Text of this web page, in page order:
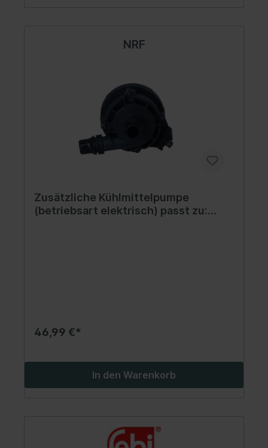
NRF
Zusätzliche Kühlmittelpumpe
(betriebsart elektrisch) passt zu:
46,99 €*
In den Warenkorb